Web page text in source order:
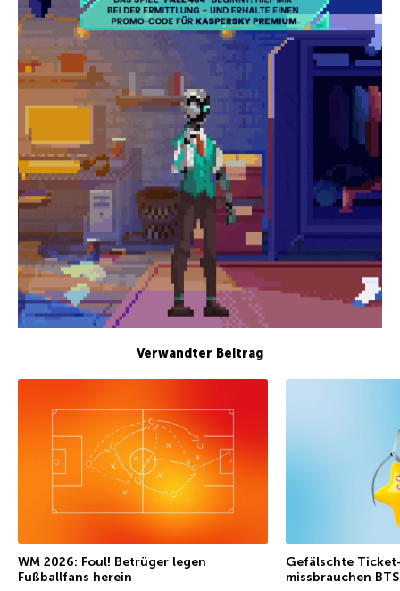
Verwandter Beitrag
WM 2026: Foul! Betrüger legen
Fußballfans herein
Gefälschte
missbrauchen